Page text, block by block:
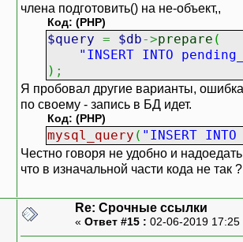
члена подготовить() на не-объект,,
Код: (PHP)
$query = $db->prepare (
"INSERT INTO
) ;
Я пробовал другие варианты,
по своему - запись в БД идет.
Код: (PHP)
mysql_query ( "INSERT
Честно говоря не удобно и
что в изначальной части кода не так ?
Re: Срочные ссылки
« Ответ #15 : 02-06-2019